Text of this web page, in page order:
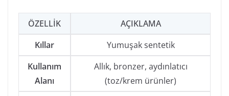
ÖZELLIK
AÇIKLAMA
Kıllar
Yumuşak sentetik
Kullanım
Alanı
Allık, bronzer, aydınlatıcı
(toz/krem ürünler)